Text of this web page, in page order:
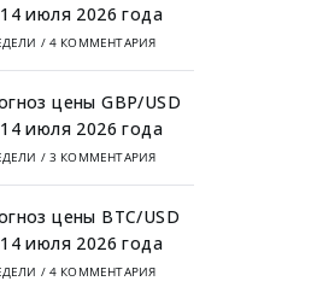
июля 2026 года
/ 4 КОММЕНТАРИЯ
цены GBP/USD
июля 2026 года
/ 3 КОММЕНТАРИЯ
цены BTC/USD
июля 2026 года
/ 4 КОММЕНТАРИЯ